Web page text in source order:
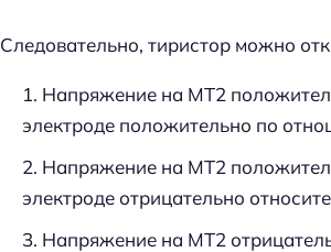
Следовательно, тиристор можно
Напряжение на МТ2
электроде положительно по
Напряжение на МТ2
электроде отрицательно
Напряжение на МТ2